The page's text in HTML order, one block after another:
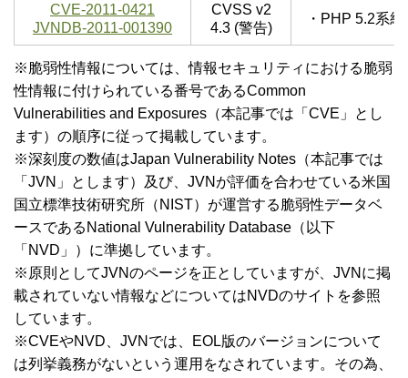
CVE-2011-0421
JVNDB-2011-001390
CVSS v2
4.3 (警告)
・PHP 5.2系
※脆弱性情報については、情報セキュリティにおける脆弱
性情報に付けられている番号であるCommon
Vulnerabilities and Exposures（本記事では「CVE」とし
ます）の順序に従って掲載しています。
※深刻度の数値はJapan Vulnerability Notes（本記事では
「JVN」とします）及び、JVNが評価を合わせている米国
国立標準技術研究所（NIST）が運営する脆弱性データベ
ースであるNational Vulnerability Database（以下
「NVD」）に準拠しています。
※原則としてJVNのページを正としていますが、JVNに掲
載されていない情報などについてはNVDのサイトを参照
しています。
※CVEやNVD、JVNでは、EOL版のバージョンについて
は列挙義務がないという運用をなされています。その為、